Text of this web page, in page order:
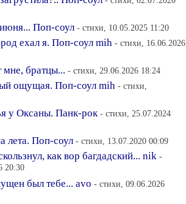
Поп-соул - стихи, 10.05.2025 11:20
ехал я. Поп-соул mih - стихи, 16.06.2026
мне, братцы... - стихи, 29.06.2026 18:24
ощущая. Поп-соул mih - стихи,
у Оксаны. Панк-рок - стихи, 25.07.2024
лета. Поп-соул - стихи, 13.07.2020 00:09
как вор багдадский... nik -
20:30
был тебе... avo - стихи, 09.06.2026